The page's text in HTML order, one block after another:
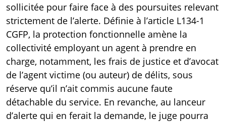
sollicitée pour faire face à des poursuites relevant
strictement de l’alerte. Définie à l’article L134-1
CGFP, la protection fonctionnelle amène la
collectivité employant un agent à prendre en
charge, notamment, les frais de justice et d’avocat
de l’agent victime (ou auteur) de délits, sous
réserve qu’il n’ait commis aucune faute
détachable du service. En revanche, au lanceur
d’alerte qui en ferait la demande, le juge pourra